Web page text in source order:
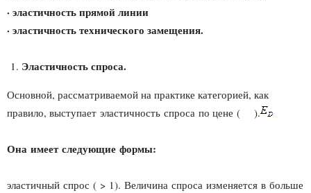
· эластичность прямой линии
· эластичность технического замещения.
Эластичность спроса.
Основной, рассматриваемой на практике категорией, как
правило, выступает эластичность спроса по цене ( ).
Она имеет следующие формы:
эластичный спрос ( > 1). Величина спроса изменяется в больше